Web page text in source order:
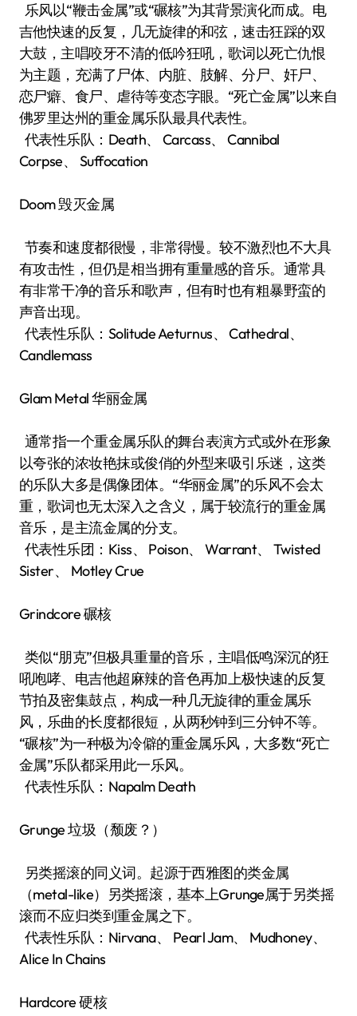
乐风以“鞭击金属”或“碾核”为其背景演化而成。电
吉他快速的反复，几无旋律的和弦，速击狂踩的双
大鼓，主唱咬牙不清的低吟狂吼，歌词以死亡仇恨
为主题，充满了尸体、内脏、肢解、分尸、奸尸、
恋尸癖、食尸、虐待等变态字眼。“死亡金属”以来自
佛罗里达州的重金属乐队最具代表性。
代表性乐队：Death、 Carcass、 Cannibal
Corpse、 Suffocation
Doom 毁灭金属
节奏和速度都很慢，非常得慢。较不激烈也不大具
有攻击性，但仍是相当拥有重量感的音乐。通常具
有非常干净的音乐和歌声，但有时也有粗暴野蛮的
声音出现。
代表性乐队：Solitude Aeturnus、 Cathedral、
Candlemass
Glam Metal 华丽金属
通常指一个重金属乐队的舞台表演方式或外在形象
以夸张的浓妆艳抹或俊俏的外型来吸引乐迷，这类
的乐队大多是偶像团体。“华丽金属”的乐风不会太
重，歌词也无太深入之含义，属于较流行的重金属
音乐，是主流金属的分支。
代表性乐团：Kiss、 Poison、 Warrant、 Twisted
Sister、 Motley Crue
Grindcore 碾核
类似“朋克”但极具重量的音乐，主唱低鸣深沉的狂
吼咆哮、电吉他超麻辣的音色再加上极快速的反复
节拍及密集鼓点，构成一种几无旋律的重金属乐
风，乐曲的长度都很短，从两秒钟到三分钟不等。
“碾核”为一种极为冷僻的重金属乐风，大多数“死亡
金属”乐队都采用此一乐风。
代表性乐队：Napalm Death
Grunge 垃圾（颓废？）
另类摇滚的同义词。起源于西雅图的类金属
（metal-like）另类摇滚，基本上Grunge属于另类摇
滚而不应归类到重金属之下。
代表性乐队：Nirvana、 Pearl Jam、 Mudhoney、
Alice In Chains
Hardcore 硬核